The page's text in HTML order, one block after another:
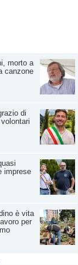
morto a
canzone
di
imprese
è vita
per